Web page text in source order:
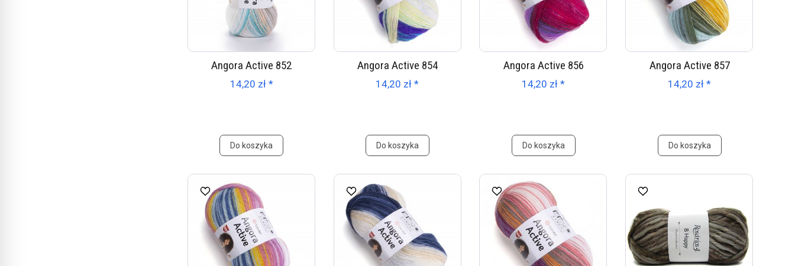
Angora Active 852
14,20 zł *
Do koszyka
Angora Active 854
14,20 zł *
Do koszyka
Angora Active 856
14,20 zł *
Do koszyka
Angora Active 857
14,20 zł *
Do koszyka